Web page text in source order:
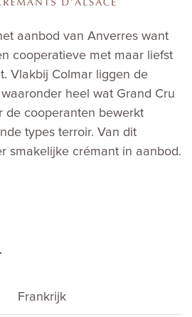
aanbod van Anverres want
cooperatieve met maar liefst
Vlakbij Colmar liggen de
heel wat Grand Cru
de cooperanten bewerkt
types terroir. Van dit
smakelijke crémant in aanbod.
Frankrijk